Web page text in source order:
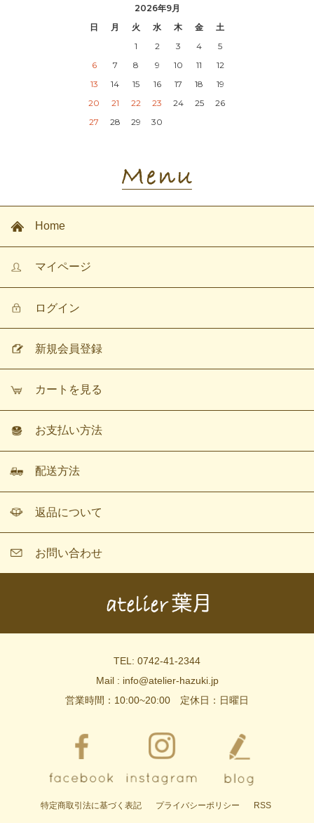
2026年9月
日
月 火 水 木 金
土
1
2 3 4
5
6
7 8 9 10 11
12
13
14 15 16 17 18
19
20
21 22 23 24 25
26
27
28 29 30
Home
マイページ
ログイン
新規会員登録
カートを見る
お支払い方法
配送方法
返品について
お問い合わせ
TEL: 0742-41-2344
Mail : info@atelier-hazuki.jp
営業時間：10:00~20:00 定休日：日曜日
特定商取引法に基づく表記 プライバシーポリシー RSS